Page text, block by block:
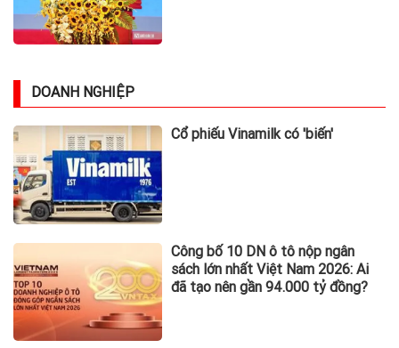
DOANH NGHIỆP
Cổ phiếu Vinamilk có 'biến'
Công bố 10 DN ô tô nộp ngân
sách lớn nhất Việt Nam 2026: Ai
đã tạo nên gần 94.000 tỷ đồng?